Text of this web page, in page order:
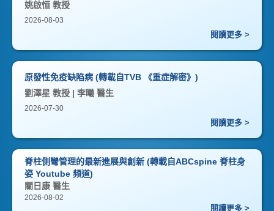
姚啟恒 教授
2026-08-03
閱讀更多 >
原發性免疫缺陷病 (轉載自TVB 《重症解密》)
劉澤星 教授 | 李曦 醫生
2026-07-30
閱讀更多 >
脊柱側彎管理的最新進展與創新 (轉載自ABCspine 脊柱身
姿 Youtube 頻道)
關日康 醫生
2026-08-02
閱讀更多 >